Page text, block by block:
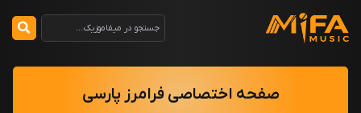
صفحه اختصاصی فرامرز پارسی